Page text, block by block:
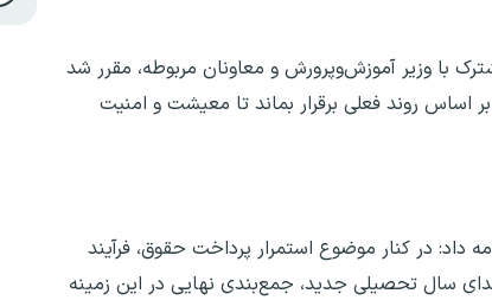
با وزیر آموزش‌وپرورش و معاونان مربوطه، مقرر شد
اساس روند فعلی برقرار بماند تا معیشت و امنیت
در کنار موضوع استمرار پرداخت حقوق، فرآیند
سال تحصیلی جدید، جمع‌بندی نهایی در این زمینه